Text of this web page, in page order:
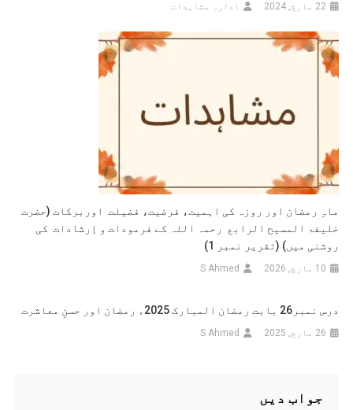
22 مارچ, 2024 ادارہ مشاہدات
ماہِ رمضان اور روزہ کی اہمیت، فرضیت، فضیلت اوربرکات (حضرت
خلیفۃ المسیح الرابع رحمہ اللہ کے فرمودات و إرشادات کی
روشنی میں) (تقریر نمبر 1)
10 مارچ, 2026 S Ahmed
درس نمبر26 بابت رمضان المبارک 2025ء رمضان اور حسنِ معاشرت
26 مارچ, 2025 S Ahmed
جواب دیں